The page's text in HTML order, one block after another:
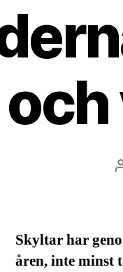
och
Skyltar har
åren, inte minst